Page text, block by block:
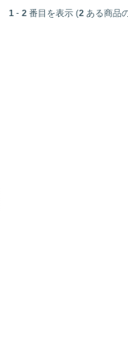
1 - 2 番目を表示 (2 ある商品